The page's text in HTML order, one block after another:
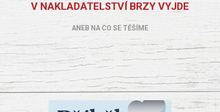
V NAKLADATELSTVÍ BRZY VYJDE
ANEB NA CO SE TĚŠÍME